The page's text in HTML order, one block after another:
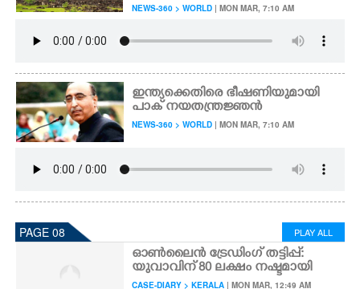
NEWS-360 > WORLD | MON MAR, 7:10 AM
ഇന്ത്യക്കെതിരെ ഭീഷണിയുമായി
പാക് നയതന്ത്രജ്ഞൻ
NEWS-360 > WORLD | MON MAR, 7:10 AM
PAGE 08 PLAY ALL
ഓൺലൈൻ ട്രേഡിംഗ് തട്ടിപ്പ്:
യുവാവിന് 80 ലക്ഷം നഷ്ടമായി
CASE-DIARY > KERALA | MON MAR, 12:49 AM